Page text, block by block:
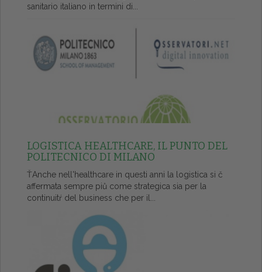
sanitario italiano in termini di...
LOGISTICA HEALTHCARE, IL PUNTO DEL
POLITECNICO DI MILANO
ŤAnche nell'healthcare in questi anni la logistica si č
affermata sempre piů come strategica sia per la
continuitŕ del business che per il...